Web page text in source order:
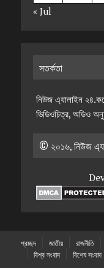
« Jul
সতর্কতা
নিউজ এ্যালাইন
ভিডিওচিত্র, অডিও
© ২০১৬, নিউজ
প্রচ্ছদ জাতীয় রাজনীতি
বিশ্ব সংবাদ
বিশেষ সংবাদ